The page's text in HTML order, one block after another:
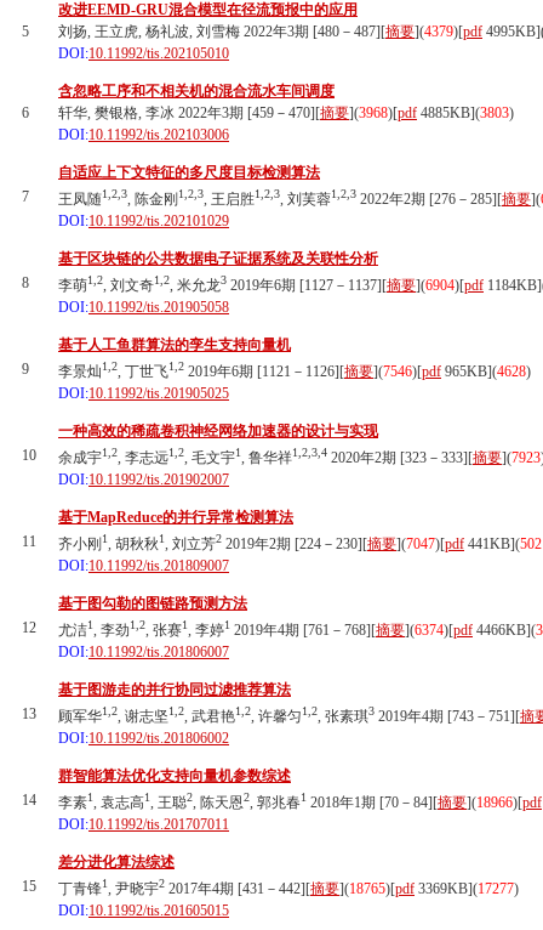
5
改进EEMD-GRU混合模型在径流预报中的应用
刘扬, 王立虎, 杨礼波, 刘雪梅 2022年3期 [480－487][摘要](4379)[pdf 4995KB]
DOI:10.11992/tis.202105010
6
含忽略工序和不相关机的混合流水车间调度
轩华, 樊银格, 李冰 2022年3期 [459－470][摘要](3968)[pdf 4885KB](3803)
DOI:10.11992/tis.202103006
7
自适应上下文特征的多尺度目标检测算法
王凤随1,2,3, 陈金刚 1,2,3, 王启胜1,2,3, 刘芙蓉1,2,3 2022年2期 [276－285][摘要](
DOI:10.11992/tis.202101029
8
基于区块链的公共数据电子证据系统及关联性分析
李萌1,2, 刘文奇1,2, 米允龙3 2019年6期 [1127－1137][摘要](6904)[pdf 1184KB]
DOI:10.11992/tis.201905058
9
基于人工鱼群算法的孪生支持向量机
李景灿1,2, 丁世飞1,2 2019年6期 [1121－1126][摘要](7546)[pdf 965KB](4628)
DOI:10.11992/tis.201905025
10
一种高效的稀疏卷积神经网络加速器的设计与实现
余成宇1,2, 李志远1,2, 毛文宇1, 鲁华祥1,2,3,4 2020年2期 [323－333][摘要](7923
DOI:10.11992/tis.201902007
11
基于MapReduce的并行异常检测算法
齐小刚 1, 胡秋秋1, 刘立芳2 2019年2期 [224－230][摘要](7047)[pdf 441KB](
DOI:10.11992/tis.201809007
12
基于图勾勒的图链路预测方法
尤洁1, 李劲1,2, 张赛1, 李婷1 2019年4期 [761－768][摘要](6374)[pdf 4466KB](
DOI:10.11992/tis.201806007
13
基于图游走的并行协同过滤推荐算法
顾军华1,2, 谢志坚1,2, 武君艳1,2, 许馨匀1,2, 张素琪3 2019年4期 [743－751][摘
DOI:10.11992/tis.201806002
14
群智能算法优化支持向量机参数综述
李素1, 袁志高1, 王聪2, 陈天恩2, 郭兆春1 2018年1期 [70－84][摘要](18966)[pdf
DOI:10.11992/tis.201707011
15
差分进化算法综述
丁青锋1, 尹晓宇2 2017年4期 [431－442][摘要](18765)[pdf 3369KB](17277)
DOI:10.11992/tis.201605015